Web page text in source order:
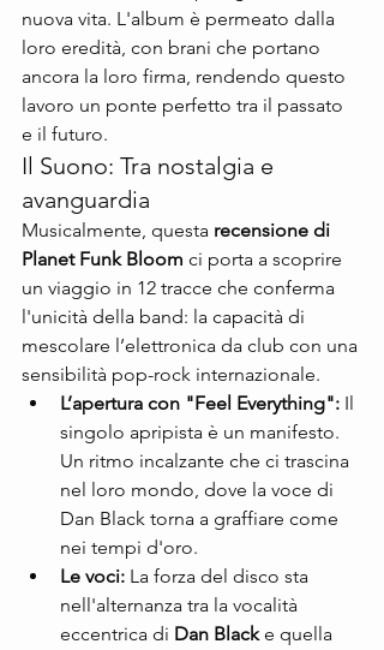
nuova vita. L'album è permeato dalla
loro eredità, con brani che portano
ancora la loro firma, rendendo questo
lavoro un ponte perfetto tra il passato
e il futuro.
Il Suono: Tra nostalgia e
avanguardia
Musicalmente, questa recensione di
Planet Funk Bloom ci porta a scoprire
un viaggio in 12 tracce che conferma
l'unicità della band: la capacità di
mescolare l’elettronica da club con una
sensibilità pop-rock internazionale.
L’apertura con "Feel Everything": Il
singolo apripista è un manifesto.
Un ritmo incalzante che ci trascina
nel loro mondo, dove la voce di
Dan Black torna a graffiare come
nei tempi d'oro.
Le voci: La forza del disco sta
nell'alternanza tra la vocalità
eccentrica di Dan Black e quella